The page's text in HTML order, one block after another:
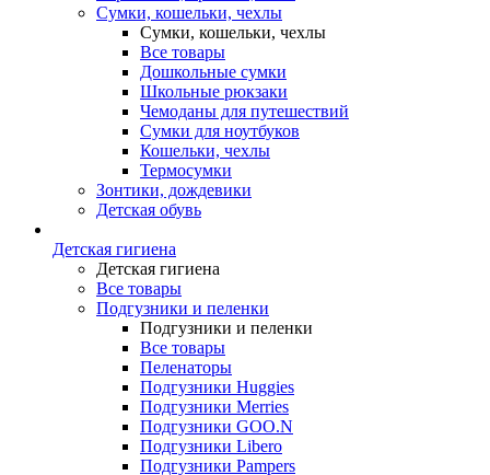
Сумки, кошельки, чехлы
Сумки, кошельки, чехлы
Все товары
Дошкольные сумки
Школьные рюкзаки
Чемоданы для путешествий
Сумки для ноутбуков
Кошельки, чехлы
Термосумки
Зонтики, дождевики
Детская обувь
Детская гигиена
Детская гигиена
Все товары
Подгузники и пеленки
Подгузники и пеленки
Все товары
Пеленаторы
Подгузники Huggies
Подгузники Merries
Подгузники GOO.N
Подгузники Libero
Подгузники Pampers